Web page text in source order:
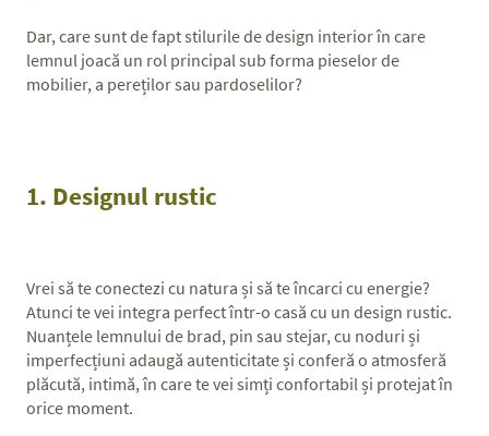
Dar, care sunt de fapt stilurile de design interior în care
lemnul joacă un rol principal sub forma pieselor de
mobilier, a pereților sau pardoselilor?
1. Designul rustic
Vrei să te conectezi cu natura și să te încarci cu energie?
Atunci te vei integra perfect într-o casă cu un design rustic.
Nuanțele lemnului de brad, pin sau stejar, cu noduri și
imperfecțiuni adaugă autenticitate și conferă o atmosferă
plăcută, intimă, în care te vei simți confortabil și protejat în
orice moment.